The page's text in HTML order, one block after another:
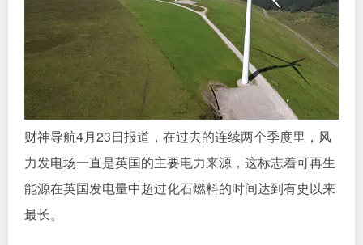
财神导航4月23日报道，在过去的连续两个季度里，风
力发电场一直是英国的主要电力来源，这标志着可再生
能源在英国发电量中超过化石燃料的时间达到有史以来
最长。